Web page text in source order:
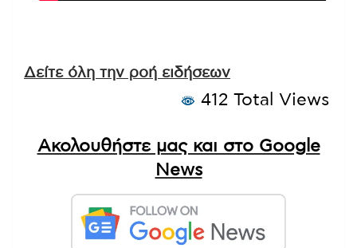
Δείτε όλη την ροή ειδήσεων
412 Total Views
Ακολουθήστε μας και στο Google
News